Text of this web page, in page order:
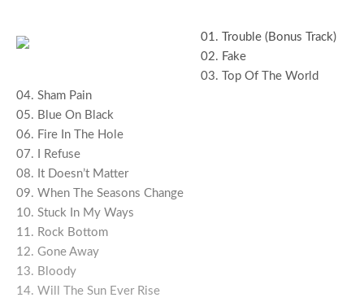
01. Trouble (Bonus Track)
02. Fake
03. Top Of The World
04. Sham Pain
05. Blue On Black
06. Fire In The Hole
07. I Refuse
08. It Doesn’t Matter
09. When The Seasons Change
10. Stuck In My Ways
11. Rock Bottom
12. Gone Away
13. Bloody
14. Will The Sun Ever Rise